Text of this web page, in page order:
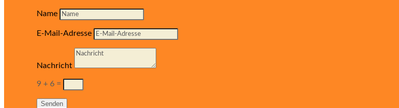
Name
E-Mail-Adresse
Nachricht
9 + 6 =
Senden